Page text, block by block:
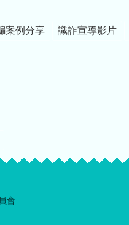
案例分享 識詐宣導影片
會